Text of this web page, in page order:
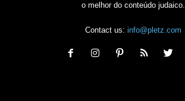
o melhor do conteúdo judaico.
Contact us: info@pletz.com